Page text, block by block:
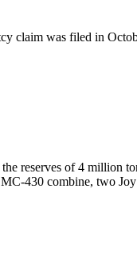
claim was filed in
reserves of 4 million
MC-430 combine, two